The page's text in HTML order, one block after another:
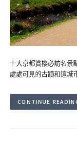
十大京都賞櫻必訪名景
處處可見的古蹟和這城
CONTINUE